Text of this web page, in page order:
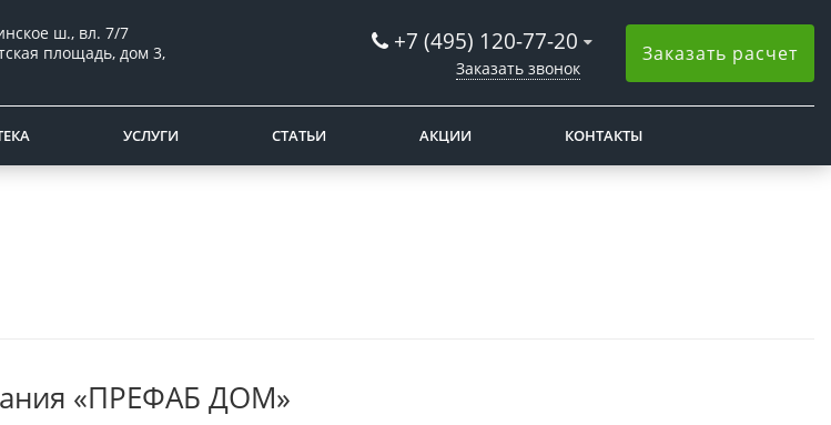
ш., вл. 7/7
площадь, дом 3,
+7 (495) 120-77-20
Заказать звонок
Заказать расчет
УСЛУГИ СТАТЬИ АКЦИИ КОНТАКТЫ
«ПРЕФАБ ДОМ»